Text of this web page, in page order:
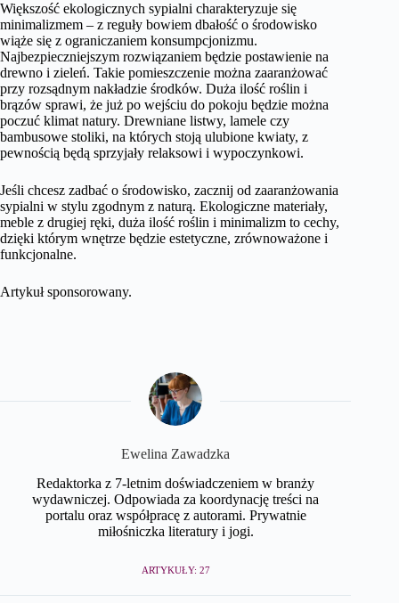
Większość ekologicznych sypialni charakteryzuje się
minimalizmem – z reguły bowiem dbałość o środowisko
wiąże się z ograniczaniem konsumpcjonizmu.
Najbezpieczniejszym rozwiązaniem będzie postawienie na
drewno i zieleń. Takie pomieszczenie można zaaranżować
przy rozsądnym nakładzie środków. Duża ilość roślin i
brązów sprawi, że już po wejściu do pokoju będzie można
poczuć klimat natury. Drewniane listwy, lamele czy
bambusowe stoliki, na których stoją ulubione kwiaty, z
pewnością będą sprzyjały relaksowi i wypoczynkowi.
Jeśli chcesz zadbać o środowisko, zacznij od zaaranżowania
sypialni w stylu zgodnym z naturą. Ekologiczne materiały,
meble z drugiej ręki, duża ilość roślin i minimalizm to cechy,
dzięki którym wnętrze będzie estetyczne, zrównoważone i
funkcjonalne.
Artykuł sponsorowany.
Ewelina Zawadzka
Redaktorka z 7-letnim doświadczeniem w branży
wydawniczej. Odpowiada za koordynację treści na
portalu oraz współpracę z autorami. Prywatnie
miłośniczka literatury i jogi.
ARTYKUŁY: 27